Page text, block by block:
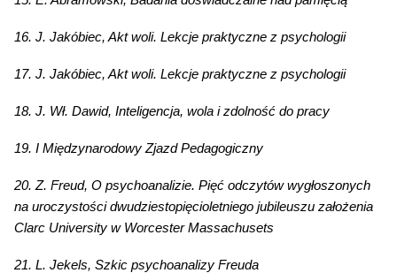
16. J. Jakóbiec, Akt woli. Lekcje praktyczne z psychologii
17. J. Jakóbiec, Akt woli. Lekcje praktyczne z psychologii
18. J. Wł. Dawid, Inteligencja, wola i zdolność do pracy
19. I Międzynarodowy Zjazd Pedagogiczny
20. Z. Freud, O psychoanalizie. Pięć odczytów wygłoszonych
na uroczystości dwudziestopięcioletniego jubileuszu założenia
Clarc University w Worcester Massachusets
21. L. Jekels, Szkic psychoanalizy Freuda